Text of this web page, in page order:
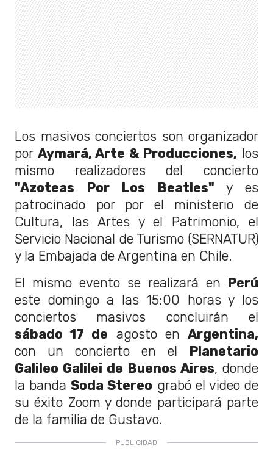
Los masivos conciertos son organizador
por Aymará, Arte & Producciones, los
mismo realizadores del concierto
"Azoteas Por Los Beatles" y es
patrocinado por por el ministerio de
Cultura, las Artes y el Patrimonio, el
Servicio Nacional de Turismo (SERNATUR)
y la Embajada de Argentina en Chile.
El mismo evento se realizará en Perú
este domingo a las 15:00 horas y los
conciertos masivos concluirán el
sábado 17 de agosto enArgentina,
con un concierto en el Planetario
Galileo Galilei de Buenos Aires, donde
la bandaSoda Stereo grabó el video de
su éxito Zoom y donde participará parte
de la familia de Gustavo.